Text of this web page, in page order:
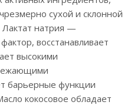
сухой и склонной
Лактат натрия —
восстанавливает
высокими
барьерные функции
кокосовое обладает